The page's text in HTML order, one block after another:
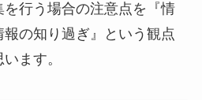
行う場合の注意点を『情
の知り過ぎ』という観点
ます。